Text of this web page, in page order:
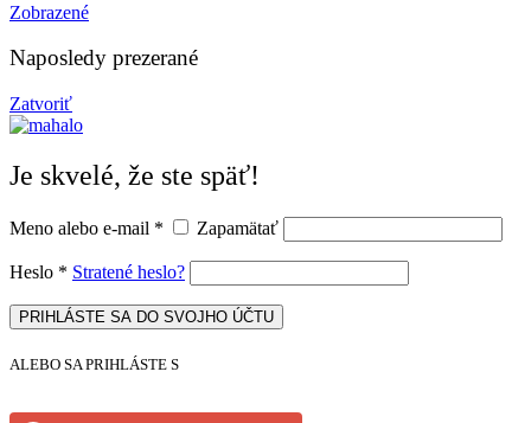
Zobrazené
Naposledy prezerané
Zatvoriť
Je skvelé, že ste späť!
Meno alebo e-mail * Zapamätať
Heslo * Stratené heslo?
PRIHLÁSTE SA DO SVOJHO ÚČTU
ALEBO SA PRIHLÁSTE S